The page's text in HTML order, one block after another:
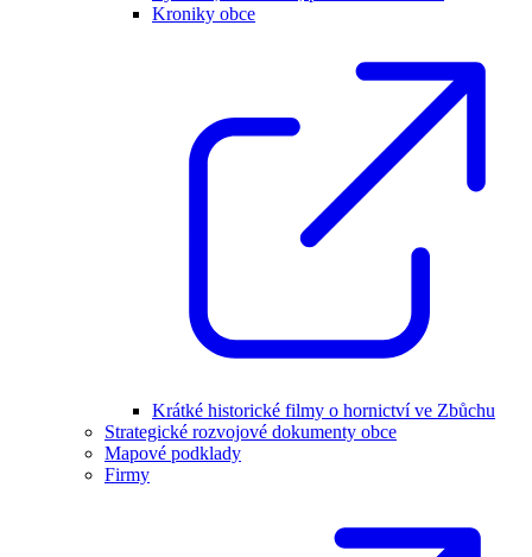
Kroniky obce
Krátké historické filmy o hornictví ve Zbůchu
Strategické rozvojové dokumenty obce
Mapové podklady
Firmy